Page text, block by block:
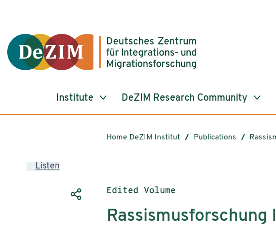
Institute DeZIM Research Community
Home DeZIM Institut Publications
Listen
Publication type:
Edited Volume
Rassismusforschung I